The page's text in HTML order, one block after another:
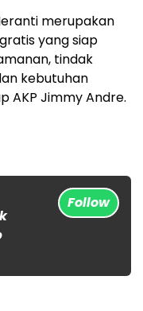
merupakan
yang siap
tindak
kebutuhan
AKP Jimmy Andre.
Follow